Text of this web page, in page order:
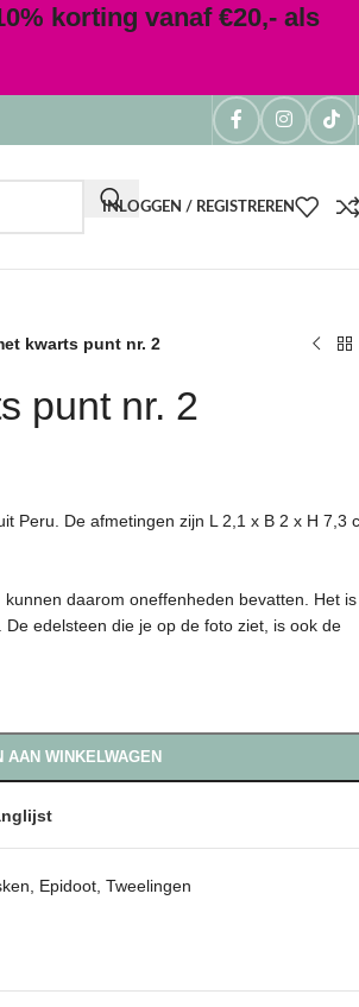
korting vanaf €20,- als
INLOGGEN / REGISTREREN
kwarts punt nr. 2
punt nr. 2
Peru. De afmetingen zijn L 2,1 x B 2 x H 7,3
daarom oneffenheden bevatten. Het is
edelsteen die je op de foto ziet, is ook de
AAN WINKELWAGEN
Epidoot, Tweelingen